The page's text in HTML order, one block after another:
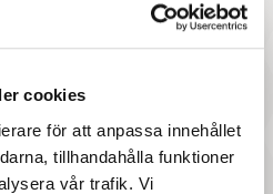
cookies
för att anpassa innehållet
tillhandahålla funktioner
vår trafik. Vi
277 :-
Siku - Bil M Sportbilstrailer